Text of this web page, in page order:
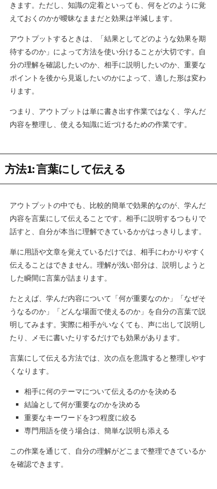
きます。ただし、知識の定着といっても、何をどのように覚
えておくのかが曖昧なままだと効果は半減します。
アウトプットするときは、「結果としてどのような効果を期
待するのか」によって方法を使い分けることが大切です。自
分の理解を確認したいのか、相手に説明したいのか、重要な
ポイントを後から見返したいのかによって、適した形は変わ
ります。
つまり、アウトプットは単に書き出す作業ではなく、学んだ
内容を整理し、使える知識に近づけるための作業です。
方法1: 言葉にして伝える
アウトプットの中でも、比較的簡単で効果的なのが、学んだ
内容を言葉にして伝えることです。相手に説明するつもりで
話すと、自分が本当に理解できているかがはっきりします。
単に用語や文章を覚えているだけでは、相手にわかりやすく
伝えることはできません。理解が浅い部分は、説明しようと
した瞬間に言葉が詰まります。
たとえば、学んだ内容について「何が重要なのか」「なぜそ
うなるのか」「どんな場面で使えるのか」を自分の言葉で説
明してみます。実際に相手がいなくても、声に出して説明し
たり、メモに書いたりするだけでも効果があります。
言葉にして伝える方法では、次の点を意識すると整理しやす
くなります。
相手に何のテーマについて伝えるのかを決める
結論として何が重要なのかを決める
重要なキーワードを3つ程度に絞る
専門用語を使う場合は、簡単な説明も添える
この作業を通じて、自分の理解がどこまで整理できているか
を確認できます。